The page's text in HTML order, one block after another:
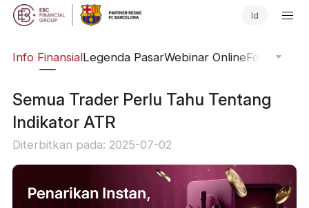
Id
Info FinansialLegenda PasarWebinar OnlineFokus
Semua Trader Perlu Tahu Tentang
Indikator ATR
Diterbitkan pada: 2025-07-02